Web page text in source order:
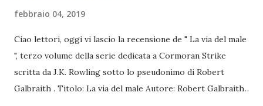
febbraio 04, 2019
Ciao lettori, oggi vi lascio la recensione de " La via del male
", terzo volume della serie dedicata a Cormoran Strike
scritta da J.K. Rowling sotto lo pseudonimo di Robert
Galbraith . Titolo: La via del male Autore: Robert Galbraith